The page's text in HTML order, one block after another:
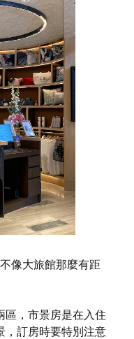
像大旅館那麼有距
區，市景房是在入住
，訂房時要特別注意